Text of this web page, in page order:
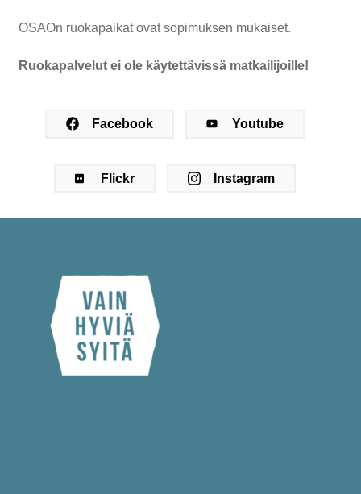
OSAOn ruokapaikat ovat sopimuksen mukaiset.
Ruokapalvelut ei ole käytettävissä matkailijoille!
Facebook Youtube
Flickr Instagram